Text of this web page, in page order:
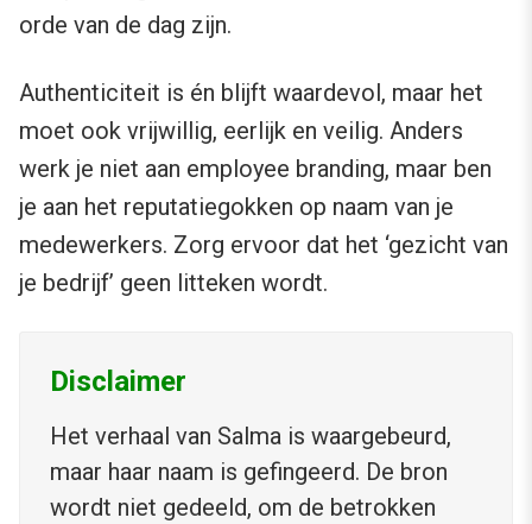
orde van de dag zijn.
Authenticiteit is én blijft waardevol, maar het
moet ook vrijwillig, eerlijk en veilig. Anders
werk je niet aan employee branding, maar ben
je aan het reputatiegokken op naam van je
medewerkers. Zorg ervoor dat het ‘gezicht van
je bedrijf’ geen litteken wordt.
Disclaimer
Het verhaal van Salma is waargebeurd,
maar haar naam is gefingeerd. De bron
wordt niet gedeeld, om de betrokken